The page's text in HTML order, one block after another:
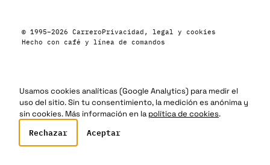
© 1995–2026 CarreroPrivacidad, legal y cookies
Hecho con café y línea de comandos
Usamos cookies analíticas (Google Analytics) para medir el
uso del sitio. Sin tu consentimiento, la medición es anónima y
sin cookies. Más información en lapolítica de cookies.
Rechazar Aceptar